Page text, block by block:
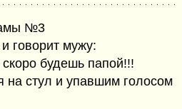
№3
говорит мужу:
будешь папой!!!
на стул и упавшим голосом